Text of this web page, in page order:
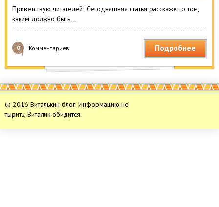
Приветствую читателей! Сегодняшняя статья расскажет о том,
каким должно быть…
0 Комментариев Подробнее
© 2016 Виталькин блог. Информацию не
тырить, Виталик обидится.